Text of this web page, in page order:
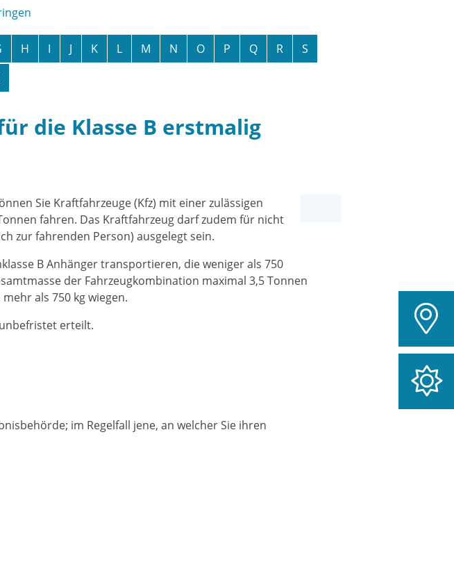
H I J K L M N O P Q R
S
die Klasse B erstmalig
Sie Kraftfahrzeuge (Kfz) mit einer zulässigen
fahren. Das Kraftfahrzeug darf zudem für nicht
zur fahrenden Person) ausgelegt sein.
B Anhänger transportieren, die weniger als 750
der Fahrzeugkombination maximal 3,5 Tonnen
als 750 kg wiegen.
erteilt.
im Regelfall jene, an welcher Sie ihren